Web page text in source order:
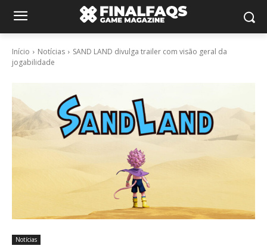
Início Notícias
SAND LAND divulga trailer com visão geral da
jogabilidade
Notícias